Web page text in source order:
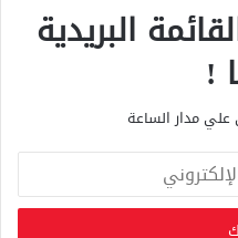
البريدية
!